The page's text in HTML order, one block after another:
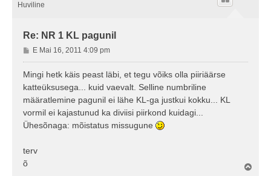
Huviline
Re: NR 1 KL pagunil
P
o
s
t
u
s
E Mai 16, 2011 4:09 pm
Mingi hetk käis peast läbi, et tegu võiks olla piiriäärse
katteüksusega... kuid vaevalt. Selline numbriline
määratlemine pagunil ei lähe KL-ga justkui kokku... KL
vormil ei kajastunud ka diviisi piirkond kuidagi...
Ühesõnaga: mõistatus missugune
terv
õ